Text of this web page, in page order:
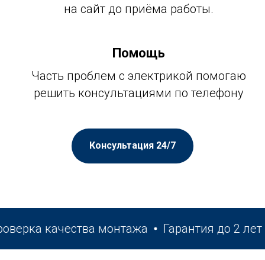
на сайт до приёма работы.
Помощь
Часть проблем с электрикой помогаю
решить консультациями по телефону
Консультация 24/7
качества монтажа Гарантия до 2 лет